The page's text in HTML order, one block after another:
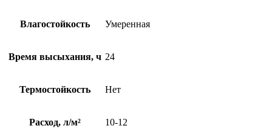
Влагостойкость Умеренная
Время высыхания, ч 24
Термостойкость Нет
Расход, л/м² 10-12